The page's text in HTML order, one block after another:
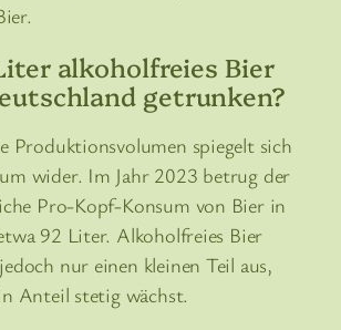
alkoholfreies Bier
getrunken?
Produktionsvolumen spiegelt sich
wider. Im Jahr 2023 betrug der
Pro-Kopf-Konsum von Bier in
92 Liter. Alkoholfreies Bier
nur einen kleinen Teil aus,
Anteil stetig wächst.